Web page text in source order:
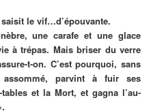
le vif…d’épouvante.
une carafe et une glace
à trépas. Mais briser du verre
t-on. C’est pourquoi, sans
parvint à fuir ses
et la Mort, et gagna l’au-